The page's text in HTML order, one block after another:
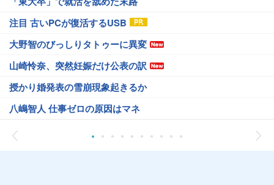
注目 古いPCが復活するUSB
大野智のびっしりタトゥーに異変
山崎怜奈、突然妊娠だけ公表の訳
授かり婚発表の雪崩現象起きるか
八嶋智人 仕事ゼロの原因はマネ